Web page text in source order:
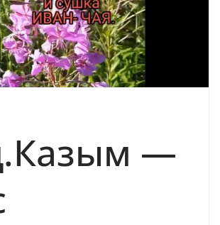
духовно-нравственных ценностей
—